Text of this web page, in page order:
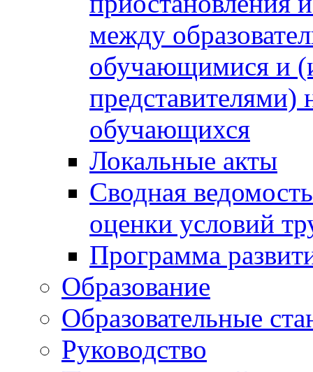
между
обучающимися и
представителями)
обучающихся
Локальные акты
Сводная
оценки условий
Программа
Образование
Образовательные
Руководство